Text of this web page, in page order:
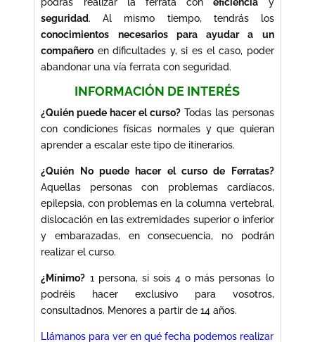
seguridad. Al mismo tiempo, tendrás los
conocimientos necesarios para ayudar a un
compañero en dificultades y, si es el caso, poder
abandonar una vía ferrata con seguridad.
INFORMACIÓN DE INTERÉS
¿Quién puede hacer el curso?Todas las personas
con condiciones físicas normales y que quieran
aprender a escalar este tipo de itinerarios.
¿Quién No puede hacer el curso de Ferratas?
Aquellas personas con problemas cardíacos,
epilepsia, con problemas en la columna vertebral,
dislocación en las extremidades superior o inferior
y embarazadas, en consecuencia, no podrán
realizar el curso.
¿Mínimo? 1 persona, si sois 4 o más personas lo
podréis hacer exclusivo para vosotros,
consultadnos. Menores a partir de 14 años.
Llámanos para ver en qué fecha podemos realizar